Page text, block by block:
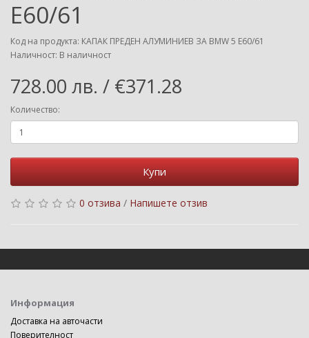
E60/61
Код на продукта: КАПАК ПРЕДЕН АЛУМИНИЕВ ЗА BMW 5 E60/61
Наличност: В наличност
728.00 лв. / €371.28
Количество:
Купи
0 отзива / Напишете отзив
Информация
Доставка на авточасти
Поверителност